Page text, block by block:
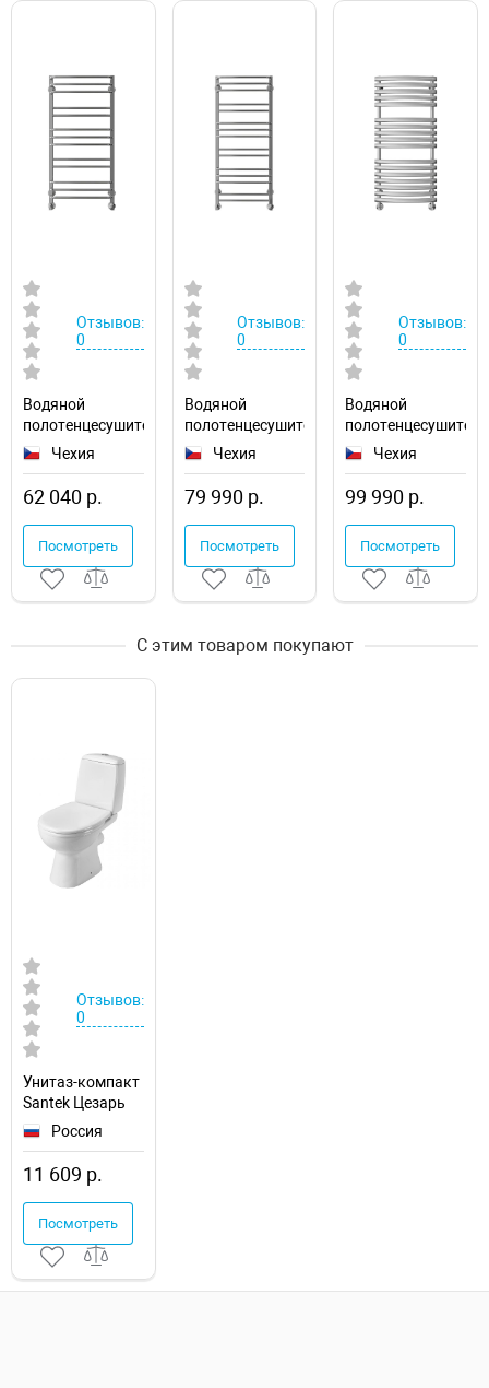
Отзывов:
0
Водяной
полотенцесушитель
Ravak Cube
X04000083669
Чехия
62 040 р.
Посмотреть
Отзывов:
0
Водяной
полотенцесушитель
Ravak Cube
X04000083670
Чехия
79 990 р.
Посмотреть
Отзывов:
0
Водяной
полотенцесушитель
Ravak Elegance
X04000083677
Чехия
99 990 р.
Посмотреть
С этим товаром покупают
Отзывов:
0
Унитаз-компакт
Santek Цезарь
1WH301746
Россия
11 609 р.
Посмотреть